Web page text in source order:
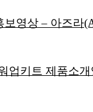
영상 – 아즈라
업키트 제품소